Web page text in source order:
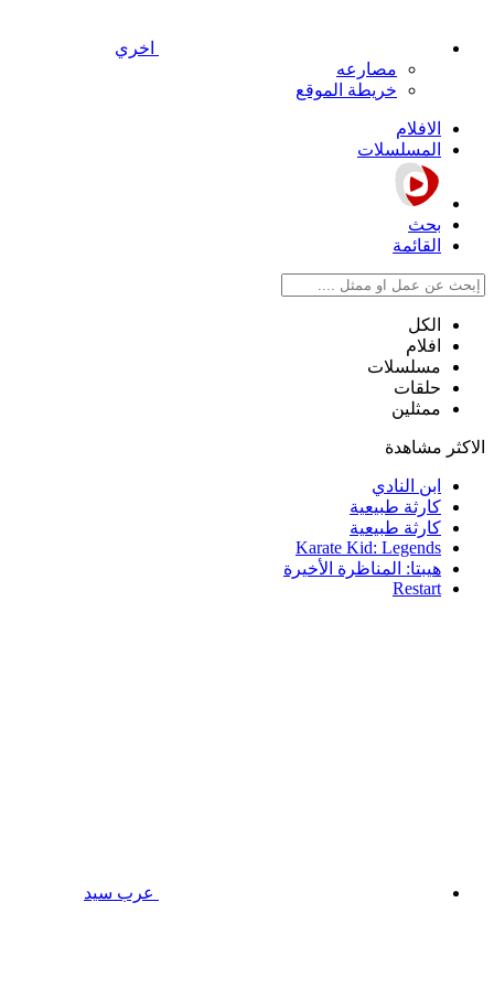
اخري
مصارعه
خريطة الموقع
الافلام
المسلسلات
بحث
القائمة
الكل
افلام
مسلسلات
حلقات
ممثلين
الاكثر مشاهدة
ابن النادي
كارثة طبيعية
كارثة طبيعية
Karate Kid: Legends
هيبتا: المناظرة الأخيرة
Restart
عرب سيد